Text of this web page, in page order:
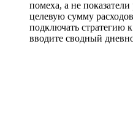
помеха, а не
целевую сумму
подключать стратегию
вводите сводный